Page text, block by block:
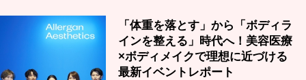
「体重を落とす」から「ボディラ
インを整える」時代へ！美容医療
×ボディメイクで理想に近づける
最新イベントレポート